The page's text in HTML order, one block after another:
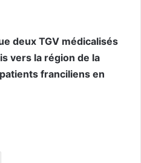
deux TGV médicalisés
vers la région de la
franciliens en